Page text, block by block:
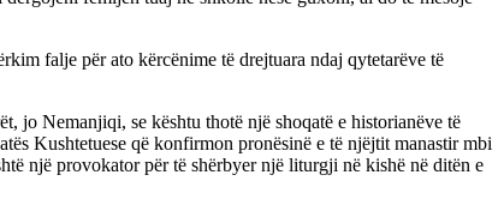
falje për ato kërcënime të drejtuara ndaj qytetarëve të
jo Nemanjiqi, se kështu thotë një shoqatë e historianëve të
Kushtetuese që konfirmon pronësinë e të njëjtit manastir mbi
një provokator për të shërbyer një liturgji në kishë në ditën e